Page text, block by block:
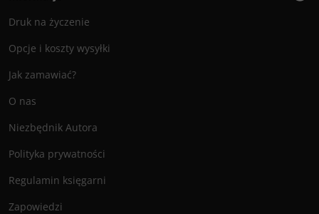
Druk na życzenie
Opcje i koszty wysyłki
Jak zamawiać?
O nas
Niezbędnik Autora
Polityka prywatności
Regulamin księgarni
Zapowiedzi